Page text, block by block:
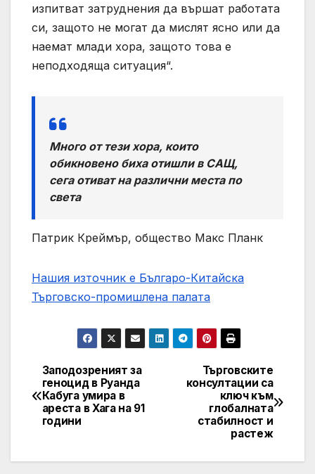
изпитват затруднения да вършат работата
си, защото не могат да мислят ясно или да
наемат млади хора, защото това е
неподходяща ситуация“.
Много от тези хора, които
обикновено биха отишли ​​в САЩ,
сега отиват на различни места по
света
Патрик Креймър, общество Макс Планк
Нашия източник е Българо-Китайска
Търговско-промишлена палaта
Post
navigation
Търговските
консултации са
ключ към
глобалната
стабилност и
растеж
Заподозреният за
геноцид в Руанда
Кабуга умира в
ареста в Хага на 91
години